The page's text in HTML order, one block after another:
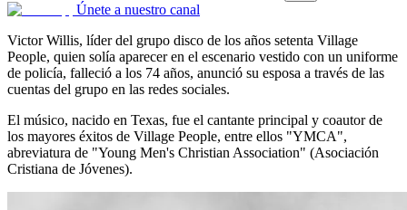
Únete a nuestro canal
Victor Willis, líder del grupo disco de los años setenta Village
People, quien solía aparecer en el escenario vestido con un uniforme
de policía, falleció a los 74 años, anunció su esposa a través de las
cuentas del grupo en las redes sociales.
El músico, nacido en Texas, fue el cantante principal y coautor de
los mayores éxitos de Village People, entre ellos "YMCA",
abreviatura de "Young Men's Christian Association" (Asociación
Cristiana de Jóvenes).